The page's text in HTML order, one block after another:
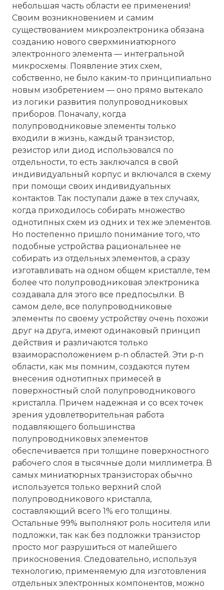
небольшая часть области ее применения!
Своим возникновением и самим
существованием микроэлектроника обязана
созданию нового сверхминиатюрного
электронного элемента — интегральной
микросхемы. Появление этих схем,
собственно, не было каким-то принципиально
новым изобретением — оно прямо вытекало
из логики развития полупроводниковых
приборов. Поначалу, когда
полупроводниковые элементы только
входили в жизнь, каждый транзистор,
резистор или диод использовался по
отдельности, то есть заключался в свой
индивидуальный корпус и включался в схему
при помощи своих индивидуальных
контактов. Так поступали даже в тех случаях,
когда приходилось собирать множество
однотипных схем из одних и тех же элементов.
Но постепенно пришло понимание того, что
подобные устройства рациональнее не
собирать из отдельных элементов, а сразу
изготавливать на одном общем кристалле, тем
более что полупроводниковая электроника
создавала для этого все предпосылки. В
самом деле, все полупроводниковые
элементы по своему устройству очень похожи
друг на друга, имеют одинаковый принцип
действия и различаются только
взаиморасположением p-n областей. Эти p-n
области, как мы помним, создаются путем
внесения однотипных примесей в
поверхностный слой полупроводникового
кристалла. Причем надежная и со всех точек
зрения удовлетворительная работа
подавляющего большинства
полупроводниковых элементов
обеспечивается при толщине поверхностного
рабочего слоя в тысячные доли миллиметра. В
самых миниатюрных транзисторах обычно
используется только верхний слой
полупроводникового кристалла,
составляющий всего 1% его толщины.
Остальные 99% выполняют роль носителя или
подложки, так как без подложки транзистор
просто мог разрушиться от малейшего
прикосновения. Следовательно, используя
технологию, применяемую для изготовления
отдельных электронных компонентов, можно